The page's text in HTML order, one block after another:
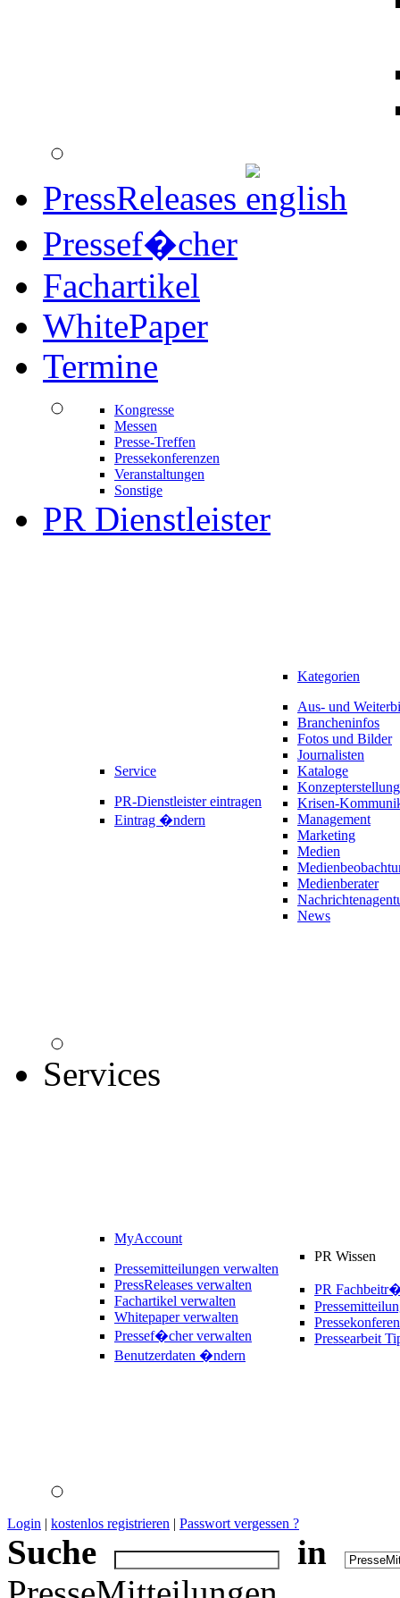
PressReleases
Pressef�cher
Fachartikel
WhitePaper
Termine
Kongresse
Messen
Presse-Treffen
Pressekonferenzen
Veranstaltungen
Sonstige
PR Dienstleister
Service
PR-Dienstleister eintragen
Eintrag �ndern
Kategorien
Aus- und
Brancheninfos
Fotos und Bilder
Journalisten
Kataloge
Konzepterstellung
Krisen-
Management
Marketing
Medien
Medienberater
News
Services
MyAccount
Pressemitteilungen verwalten
PressReleases verwalten
Fachartikel verwalten
Whitepaper verwalten
Pressef�cher verwalten
Benutzerdaten �ndern
PR Wissen
PR
Pressearbeit
Login | kostenlos registrieren | Passwort vergessen ?
Suche
in